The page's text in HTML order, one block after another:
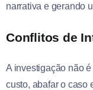
narrativa e gerando
Conflitos de
A investigação não
custo, abafar o caso